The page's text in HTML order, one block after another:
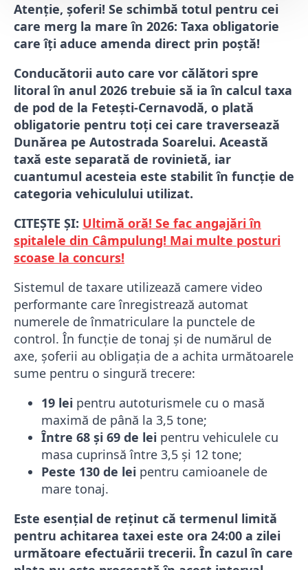
Atenție, șoferi! Se schimbă totul pentru cei
care merg la mare în 2026: Taxa obligatorie
care îți aduce amenda direct prin poștă!
Conducătorii auto care vor călători spre
litoral în anul 2026 trebuie să ia în calcul taxa
de pod de la Fetești-Cernavodă, o plată
obligatorie pentru toți cei care traversează
Dunărea pe Autostrada Soarelui. Această
taxă este separată de rovinietă, iar
cuantumul acesteia este stabilit în funcție de
categoria vehiculului utilizat.
CITEȘTE ȘI: Ultimă oră! Se fac angajări în
spitalele din Câmpulung! Mai multe posturi
scoase la concurs!
Sistemul de taxare utilizează camere video
performante care înregistrează automat
numerele de înmatriculare la punctele de
control. În funcție de tonaj și de numărul de
axe, șoferii au obligația de a achita următoarele
sume pentru o singură trecere:
19 lei pentru autoturismele cu o masă
maximă de până la 3,5 tone;
Între 68 și 69 de lei pentru vehiculele cu
masa cuprinsă între 3,5 și 12 tone;
Peste 130 de lei pentru camioanele de
mare tonaj.
Este esențial de reținut că termenul limită
pentru achitarea taxei este ora 24:00 a zilei
următoare efectuării trecerii. În cazul în care